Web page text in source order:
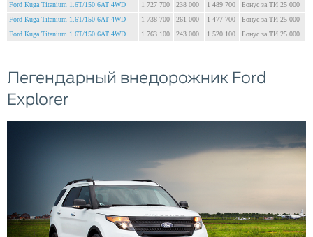
Ford Kuga Titanium 1.6T/150 6AT 4WD
1 727 700 238 000 1 489 700
Бонус за ТИ 25 000
Ford Kuga Titanium 1.6T/150 6AT 4WD
1 738 700 261 000 1 477 700
Бонус за ТИ 25 000
Ford Kuga Titanium 1.6T/150 6AT 4WD
1 763 100 243 000 1 520 100 Бонус за ТИ 25 000
Легендарный внедорожник Ford
Explorer